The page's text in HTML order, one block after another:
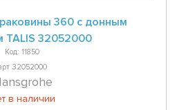
360 с донным
TALIS 32052000
Код: 11850
32052000
в наличии